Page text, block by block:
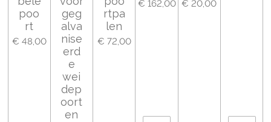
poo
rt
€ 48,00
geg
alva
nise
erd
e
wei
dep
oort
en
rtpa
len
€ 72,00
€ 162,00 € 20,00